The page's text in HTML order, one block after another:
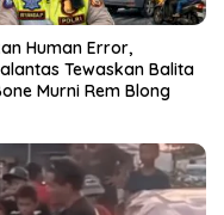
Human Error,
Tewaskan Balita
Murni Rem Blong